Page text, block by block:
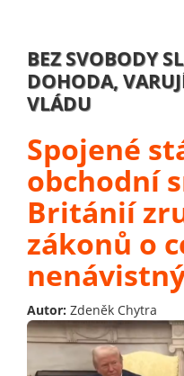
BEZ SVOBODY
DOHODA,
VLÁDU
Spojené
obchodní
Británií
zákonů o
Autor: Zdeněk Chytra